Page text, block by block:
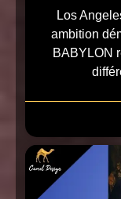
Los
ambition
BABYLON